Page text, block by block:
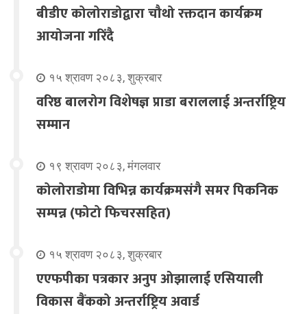
बीडीए कोलोराडोद्वारा चौथो रक्तदान कार्यक्रम
आयोजना गरिंदै
१५ श्रावण २०८३, शुक्रबार
वरिष्ठ बालरोग विशेषज्ञ प्राडा बराललाई अन्तर्राष्ट्रिय
सम्मान
१९ श्रावण २०८३, मंगलवार
कोलोराडोमा विभिन्न कार्यक्रमसंगै समर पिकनिक
सम्पन्न (फोटो फिचरसहित)
१५ श्रावण २०८३, शुक्रबार
एएफपीका पत्रकार अनुप ओझालाई एसियाली
विकास बैंकको अन्तर्राष्ट्रिय अवार्ड